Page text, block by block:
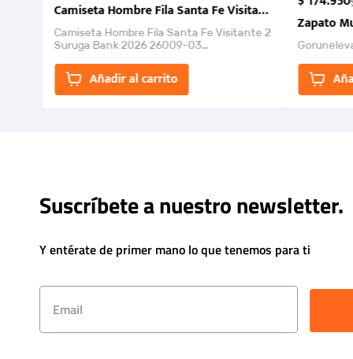
Camiseta Hombre Fila Santa Fe Visitante 2 Suruga
Camiseta Hombre Fila Santa Fe Visitante 2
Suruga Bank 2026 26009-03
la Et...
Añadir al carrito
Zapato
Suscríbete a nuestro newsletter.
Y entérate de primer mano lo que tenemos para ti